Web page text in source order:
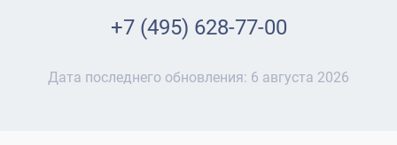
+7 (495) 628-77-00
Дата последнего обновления: 6 августа 2026